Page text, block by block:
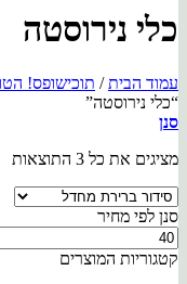
כלי נירוסטה
עמוד הבית / תוכישופס!
“כלי נירוסטה”
סנן
מציגים את כל ⁦3⁩ התוצאות
סנן לפי מחיר
מחיר
מינימלי
קטגוריות המוצרים